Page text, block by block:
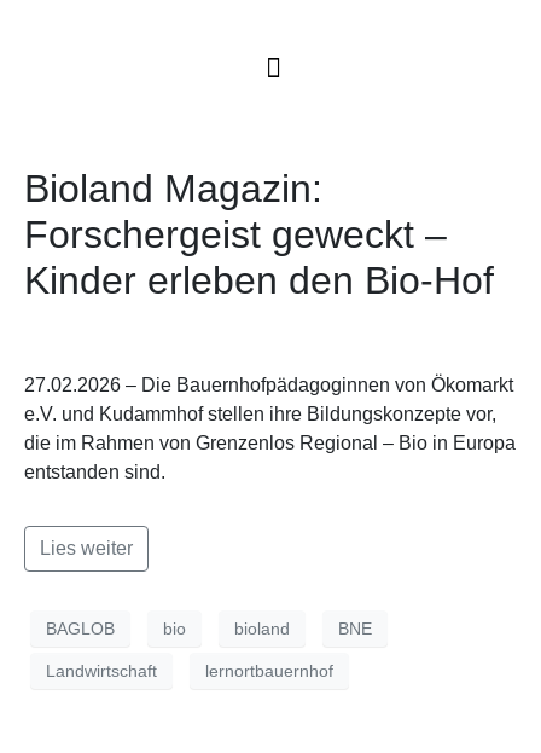
Bioland Magazin:
Forschergeist geweckt –
Kinder erleben den Bio-Hof
27.02.2026 – Die Bauernhofpädagoginnen von Ökomarkt
e.V. und Kudammhof stellen ihre Bildungskonzepte vor,
die im Rahmen von Grenzenlos Regional – Bio in Europa
entstanden sind.
Lies weiter
BAGLOB bio bioland BNE
Landwirtschaft lernortbauernhof